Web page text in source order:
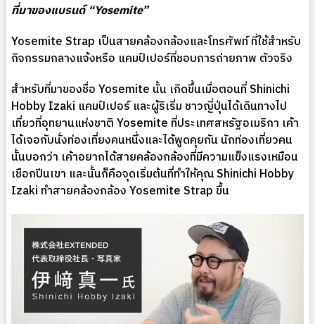
ที่มาของแบรนด์ “Yosemite”
Yosemite Strap เป็นสายคล้องกล้องและโทรศัพท์ ที่ใช้สำหรับ
กิจกรรมกลางแจ้งหรือ แคมป์เปอร์ที่ชอบการถ่ายภาพ ตัวจริง
สำหรับที่มาของชื่อ Yosemite นั้น เกิดขึ้นเมื่อตอนที่ Shinichi
Hobby Izaki แคมป์เปอร์ และผู้ริเริ่ม ชาวญี่ปุ่นได้เดินทางไป
เที่ยวที่อุทยานแห่งชาติ Yosemite ที่ประเทศสหรัฐอเมริกา เค้า
ได้เจอกับนั่งท่องเที่ยงคนหนึ่งและได้พูดคุยกัน นักท่องเที่ยวคน
นั้นบอกว่า เค้าอยากได้สายคล้องกล้องที่มีความแข็งแรงเหมือน
เชือกปีนเขา และนั้นก็คือจุดเริ่มต้นที่ทำให้คุณ Shinichi Hobby
Izaki ทำสายคล้องกล้อง Yosemite Strap ขึ้น